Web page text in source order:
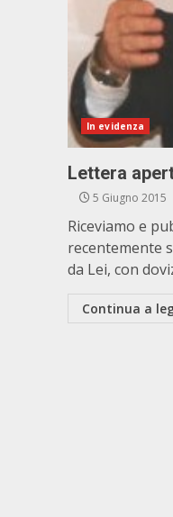
In evidenza
Lettera
5 Giugno 2015
Riceviamo e
recentemente
da Lei, con
Continua a